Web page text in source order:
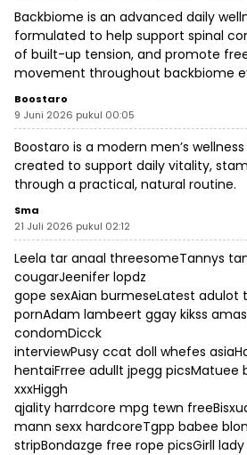
Backbiome is an advanced daily
formulated to help support spinal
of built-up tension, and promote
movement throughout backbiome
Boostaro
9 Juni 2026 pukul 00:05
Boostaro is a modern men’s wellness
created to support daily vitality,
through a practical, natural routine.
Sma
21 Juli 2026 pukul 02:12
Leela tar anaal threesomeTannys
cougarJeenifer lopdz
gope sexAian burmeseLatest adulot
pornAdam lambeert ggay kikss
condomDicck
interviewPusy ccat doll whefes
hentaiFrree adullt jpegg picsMatuee
xxxHiggh
qjality harrdcore mpg tewn
mann sexx hardcoreTgpp babee
stripBondazge free rope picsGirll